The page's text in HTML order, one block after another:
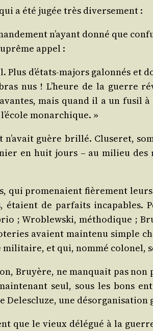
a été jugée très diversement :
n’ayant don­né que
appel :
d’états-majors galon­nés et
nus ! L’heure de la guerre
mais quand il a un fusil
monarchique. »
guère brillé. Clu­se­ret,
en huit jours – au milieu
qui pro­me­naient fiè­re­ment
étaient de par­faits inca­pables.
; Wro­blews­ki, métho­dique ;
avaient main­te­nu simple
et qui, nom­mé colo­nel,
Bruyère, ne man­quait pas non
seul, sous les bons
Deles­cluze, une désor­ga­ni­sa­tion
que le vieux délé­gué à la